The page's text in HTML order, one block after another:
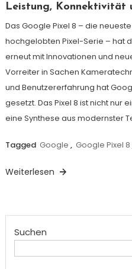
Leistung, Konnektivität
Das Google Pixel 8 – die
hochgelobten Pixel-Serie – hat
erneut mit Innovationen und
Vorreiter in Sachen
und Benutzererfahrung hat
gesetzt. Das Pixel 8 ist nicht nur
eine Synthese aus modernster
Tagged Google , Google Pixel 8
Weiterlesen
Suchen